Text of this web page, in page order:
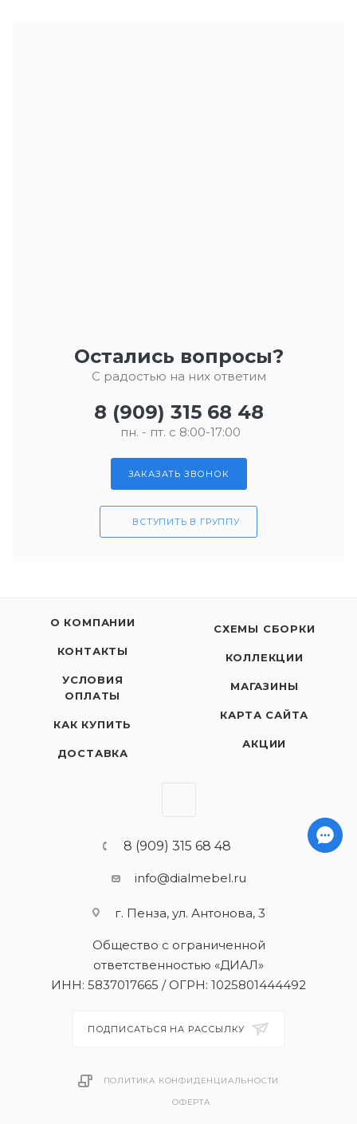
Остались вопросы?
С радостью на них ответим
8 (909) 315 68 48
пн. - пт. с 8:00-17:00
ЗАКАЗАТЬ ЗВОНОК
ВСТУПИТЬ В ГРУППУ
О КОМПАНИИ
КОНТАКТЫ
УСЛОВИЯ
ОПЛАТЫ
КАК КУПИТЬ
ДОСТАВКА
СХЕМЫ СБОРКИ
КОЛЛЕКЦИИ
МАГАЗИНЫ
КАРТА САЙТА
АКЦИИ
8 (909) 315 68 48
info@dialmebel.ru
г. Пенза, ул. Антонова, 3
Общество с ограниченной
ответственностью «ДИАЛ»
ИНН: 5837017665 / ОГРН: 1025801444492
ПОДПИСАТЬСЯ НА РАССЫЛКУ
ПОЛИТИКА КОНФИДЕНЦИАЛЬНОСТИ
ОФЕРТА